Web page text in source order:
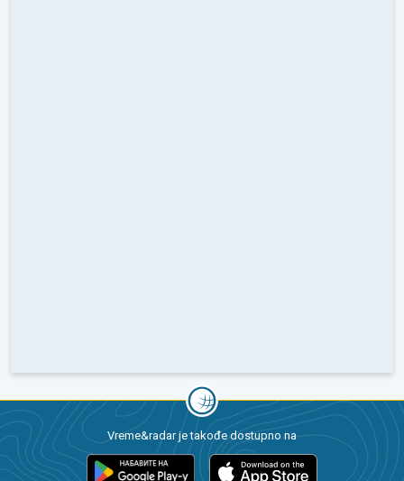
Vreme&radar je takođe dostupno na